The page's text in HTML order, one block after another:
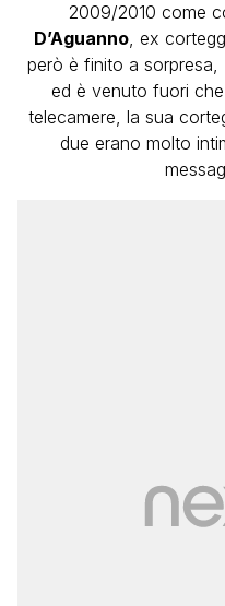
2009/2010 come
D’Aguanno, ex
però è finito a
ed è venuto fuori
telecamere, la sua
due erano molto